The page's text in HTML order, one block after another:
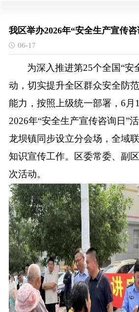
我区举办2026年“安全生产宣传
06-17
为深入推进第25个全国“安
动，切实提升全区群众安全防
能力，按照上级统一部署，6月
2026年“安全生产宣传咨询日”
龙坝镇同步设立分会场，全域
知识宣传工作。区委常委、副
次活动。